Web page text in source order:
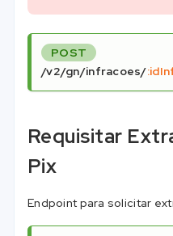
POST
/v2/gn/infracoes/
Requisitar
Pix
Endpoint para solicitar